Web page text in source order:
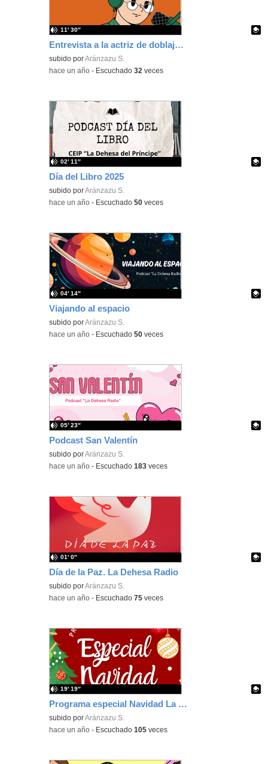
Entrevista a la actriz de doblaje Sara de las Heras
Contenido educativo.
subido porAránzazu S.
11′ 30″
-hace un año - Escuchado32 veces
Día del Libro 2025
Contenido educativo.
subido porAránzazu S.
02′ 11″
-hace un año - Escuchado50 veces
Viajando al espacio
Contenido educativo.
subido porAránzazu S.
04′ 14″
-hace un año - Escuchado50 veces
Podcast San Valentín
Contenido educativo.
subido porAránzazu S.
05′ 23″
-hace un año - Escuchado183 veces
Día de la Paz. La Dehesa Radio
Contenido educativo.
subido porAránzazu S.
01′ 0″
-hace un año - Escuchado75 veces
Programa especial Navidad La Dehesa Radio
Contenido educativo.
subido porAránzazu S.
19′ 19″
-hace un año - Escuchado105 veces